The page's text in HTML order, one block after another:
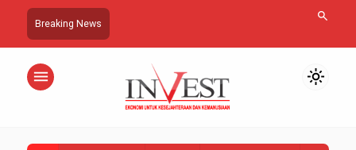
Breaking News search
menu light_mode